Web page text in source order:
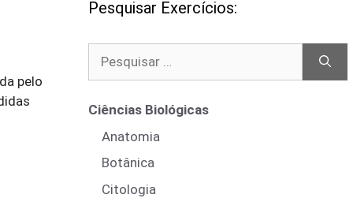
pelo
Pesquisar Exercícios:
Ciências Biológicas
Anatomia
Botânica
Citologia